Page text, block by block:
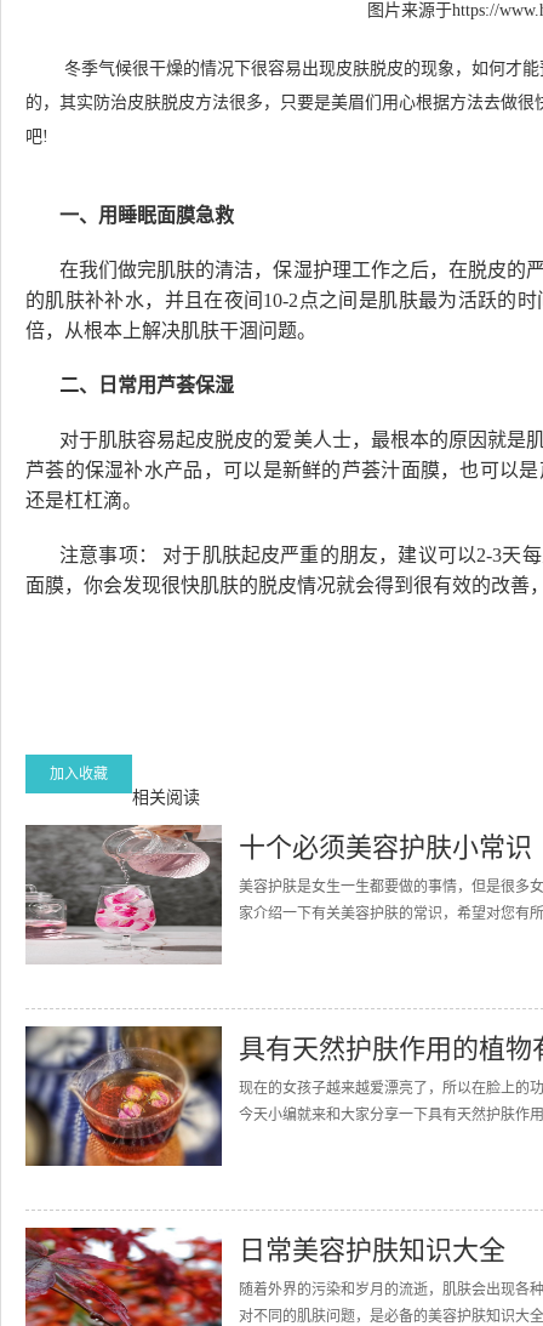
图片来源于https://
冬季气候很干燥的情况下很容易出现皮肤脱皮的现象，如何才
的，其实防治皮肤脱皮方法很多，只要是美眉们用心根据方法去做
吧!
一、用睡眠面膜急救
在我们做完肌肤的清洁，保湿护理工作之后，在脱皮的
的肌肤补补水，并且在夜间10-2点之间是肌肤最为活跃的
倍，从根本上解决肌肤干涸问题。
二、日常用芦荟保湿
对于肌肤容易起皮脱皮的爱美人士，最根本的原因就是
芦荟的保湿补水产品，可以是新鲜的芦荟汁面膜，也可以
还是杠杠滴。
注意事项： 对于肌肤起皮严重的朋友，建议可以2-3天
面膜，你会发现很快肌肤的脱皮情况就会得到很有效的改善
加入收藏
相关阅读
十个必须美容护肤小常识
美容护肤是女生一生都要做的事情，但是很多
家介绍一下有关美容护肤的常识，希望对您
具有天然护肤作用的植
现在的女孩子越来越爱漂亮了，所以在脸上的
今天小编就来和大家分享一下具有天然护肤作
日常美容护肤知识大全
随着外界的污染和岁月的流逝，肌肤会出现各
对不同的肌肤问题，是必备的美容护肤知识大